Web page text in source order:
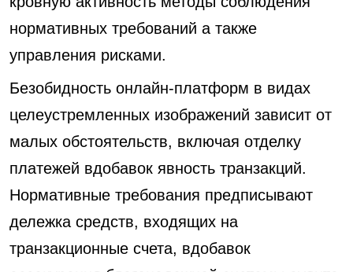
нормативных требований а также
управления рисками.
Безобидность онлайн-платформ в видах
целеустремленных изображений зависит от
малых обстоятельств, включая отделку
платежей вдобавок явность транзакций.
Нормативные требования предписывают
дележка средств, входящих на
транзакционные счета, вдобавок